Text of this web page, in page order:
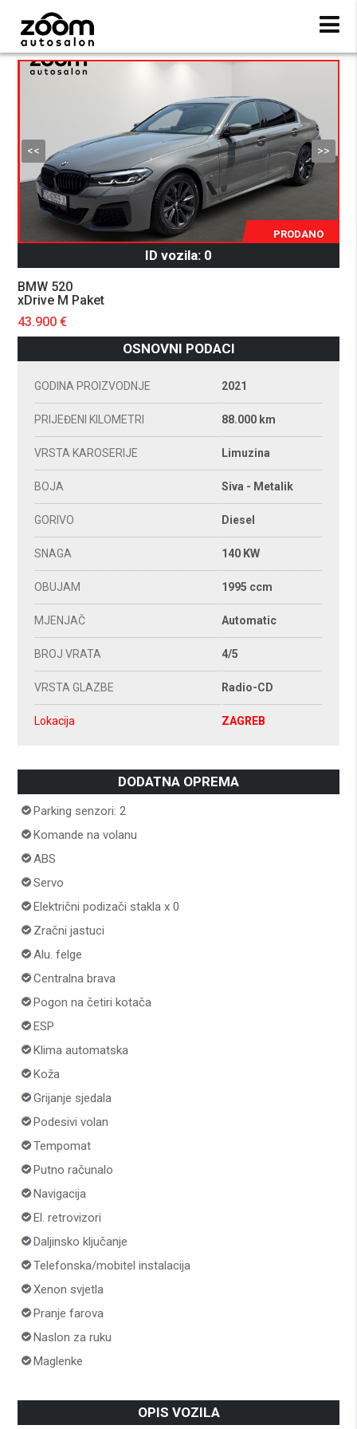
PRODANO
<< >>
ID vozila: 0
BMW 520
xDrive M Paket
43.900 €
OSNOVNI PODACI
GODINA PROIZVODNJE 2021
PRIJEĐENI KILOMETRI 88.000 km
VRSTA KAROSERIJE Limuzina
BOJA Siva - Metalik
GORIVO Diesel
SNAGA 140 KW
OBUJAM 1995 ccm
MJENJAČ Automatic
BROJ VRATA 4/5
VRSTA GLAZBE Radio-CD
Lokacija ZAGREB
DODATNA OPREMA
Parking senzori: 2
Komande na volanu
ABS
Servo
Električni podizači stakla x 0
Zračni jastuci
Alu. felge
Centralna brava
Pogon na četiri kotača
ESP
Klima automatska
Koža
Grijanje sjedala
Podesivi volan
Tempomat
Putno računalo
Navigacija
El. retrovizori
Daljinsko ključanje
Telefonska/mobitel instalacija
Xenon svjetla
Pranje farova
Naslon za ruku
Maglenke
OPIS VOZILA